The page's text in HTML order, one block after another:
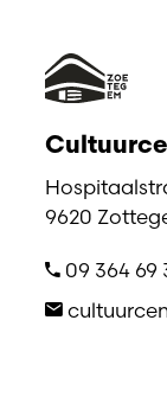
9620
09 364 69